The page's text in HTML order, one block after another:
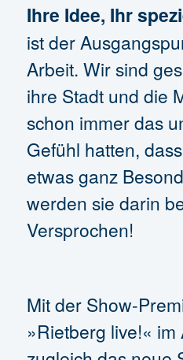
Ihre Idee, Ihr
ist der
Arbeit. Wir sind
ihre Stadt und die
schon immer das
Gefühl hatten,
etwas ganz
werden sie darin
Versprochen!
Mit der Show-
»Rietberg live!«